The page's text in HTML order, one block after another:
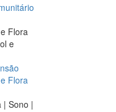
Flora
e
Flora
| Sono |